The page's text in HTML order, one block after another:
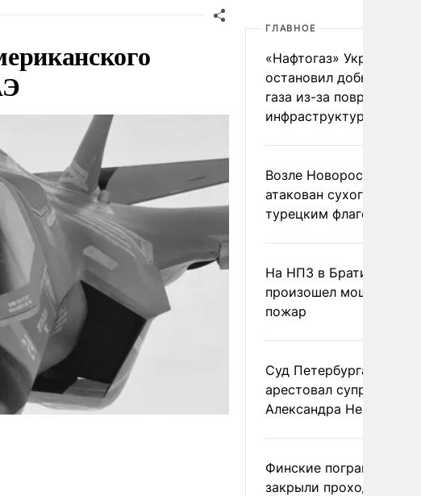
ГЛАВНОЕ
«Нафтогаз» Украины
остановил добычу
газа из-за повреждения
инфраструктуры
Возле Новороссийска
атакован сухогруз под
турецким флагом
На НПЗ в Братиславе
произошел мощный
пожар
Суд Петербурга заочно
арестовал супругу
Александра Невзорова
Финские пограничники
закрыли проходы для